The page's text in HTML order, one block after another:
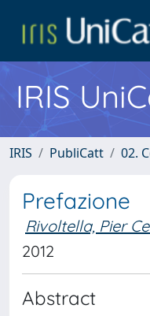
IRIS
IRIS PubliCatt 02.
Prefazione
Rivoltella, Pier
2012
Abstract